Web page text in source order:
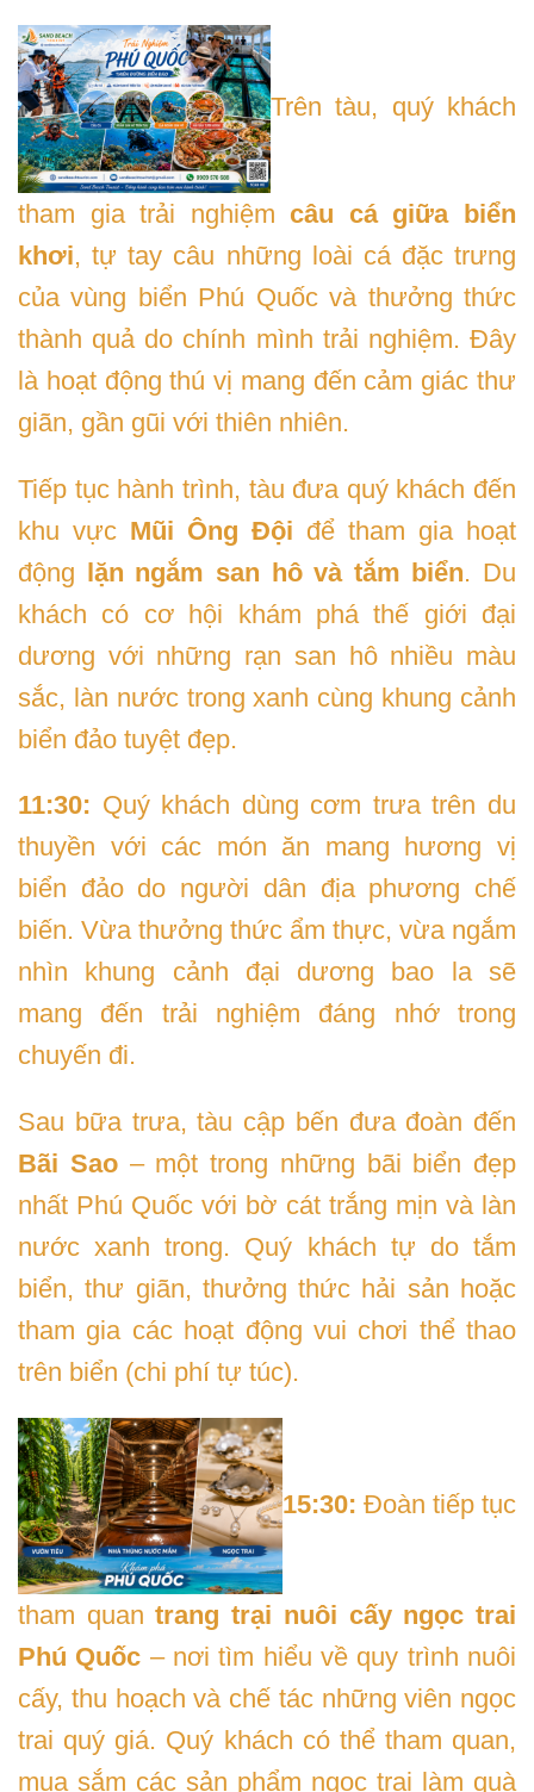
Trên tàu, quý khách
tham gia trải nghiệm câu cá giữa biển
khơi, tự tay câu những loài cá đặc trưng
của vùng biển Phú Quốc và thưởng thức
thành quả do chính mình trải nghiệm. Đây
là hoạt động thú vị mang đến cảm giác thư
giãn, gần gũi với thiên nhiên.
Tiếp tục hành trình, tàu đưa quý khách đến
khu vực Mũi Ông Đội để tham gia hoạt
động lặn ngắm san hô và tắm biển. Du
khách có cơ hội khám phá thế giới đại
dương với những rạn san hô nhiều màu
sắc, làn nước trong xanh cùng khung cảnh
biển đảo tuyệt đẹp.
11:30: Quý khách dùng cơm trưa trên du
thuyền với các món ăn mang hương vị
biển đảo do người dân địa phương chế
biến. Vừa thưởng thức ẩm thực, vừa ngắm
nhìn khung cảnh đại dương bao la sẽ
mang đến trải nghiệm đáng nhớ trong
chuyến đi.
Sau bữa trưa, tàu cập bến đưa đoàn đến
Bãi Sao– một trong những bãi biển đẹp
nhất Phú Quốc với bờ cát trắng mịn và làn
nước xanh trong. Quý khách tự do tắm
biển, thư giãn, thưởng thức hải sản hoặc
tham gia các hoạt động vui chơi thể thao
trên biển (chi phí tự túc).
15:30: Đoàn tiếp tục
tham quantrang trại nuôi cấy ngọc trai
Phú Quốc – nơi tìm hiểu về quy trình nuôi
cấy, thu hoạch và chế tác những viên ngọc
trai quý giá. Quý khách có thể tham quan,
mua sắm các sản phẩm ngọc trai làm quà